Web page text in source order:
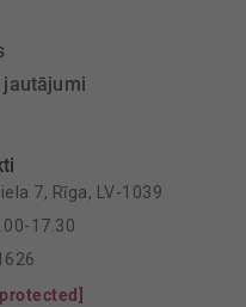
jautājumi
7, Rīga, LV-1039
17.30